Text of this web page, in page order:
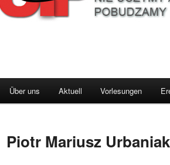
Über uns Aktuell Vorlesungen
Piotr Mariusz Urbaniak